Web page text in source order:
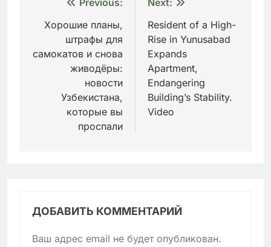
Навигация
по
записям
Хорошие планы,
штрафы для
самокатов и снова
живодёры:
новости
Узбекистана,
которые вы
проспали
Resident of a High-
Rise in Yunusabad
Expands
Apartment,
Endangering
Building’s Stability.
Video
ДОБАВИТЬ КОММЕНТАРИЙ
Ваш адрес email не будет опубликован.